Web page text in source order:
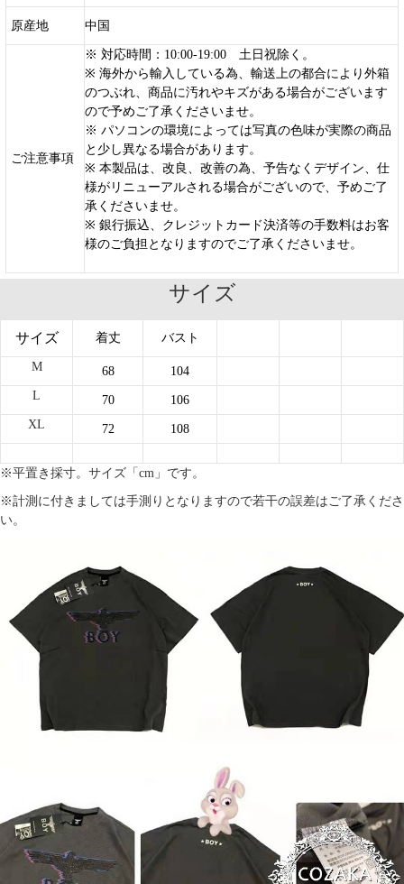
原産地 中国
ご注意事項
※ 対応時間：10:00-19:00 土日祝除く。
※ 海外から輸入している為、輸送上の都合により外箱
のつぶれ、商品に汚れやキズがある場合がございます
ので予めご了承くださいませ。
※ パソコンの環境によっては写真の色味が実際の商品
と少し異なる場合があります。
※ 本製品は、改良、改善の為、予告なくデザイン、仕
様がリニューアルされる場合がございので、予めご了
承くださいませ。
※ 銀行振込、クレジットカード決済等の手数料はお客
様のご負担となりますのでご了承くださいませ。
サイズ
サイズ 着丈 バスト
M 68
104
L
70
106
XL
72 108
※平置き採寸。サイズ「cm」です。
※計測に付きましては手測りとなりますので若干の誤差はご了承くださ
い。